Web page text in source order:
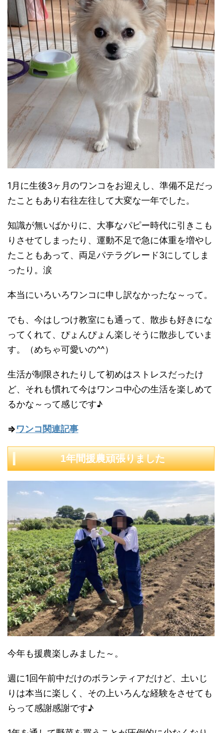
1月に生後3ヶ月のワンコをお迎えし、準備不足だっ
たこともあり右往左往して大変な一年でした。
知識が無いばかりに、大事なパピー時代に引きこも
りさせてしまったり、運動不足で急に体重を増やし
たこともあって、両足パテラグレード3にしてしま
ったり。涙
本当にいろいろワンコに申し訳なかったな～って。
でも、今はしつけ教室にも通って、散歩も好きにな
ってくれて、ぴょんぴょん楽しそうに散歩していま
す。（めちゃ可愛いの^^）
生活が制限されたりして初めはストレスだったけ
ど、それも慣れて今はワンコ中心の生活を楽しめて
るかな～って感じです♪
⇒ワンコ関連記事
1年間援農頑張りました
今年も援農楽しみました～。
週に1回午前中だけのボランティアだけど、土いじ
りは本当に楽しく、その上いろんな経験をさせても
らって感謝感謝です♪